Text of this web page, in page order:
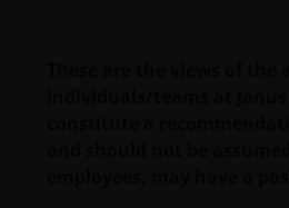
These are the views of
individuals/teams at
constitute a
and should not be
employees, may have a